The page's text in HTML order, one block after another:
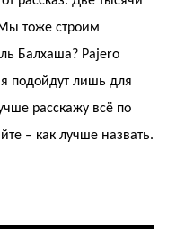
тоже строим
Балхаша? Pajero
подойдут лишь для
расскажу всё по
– как лучше назвать.